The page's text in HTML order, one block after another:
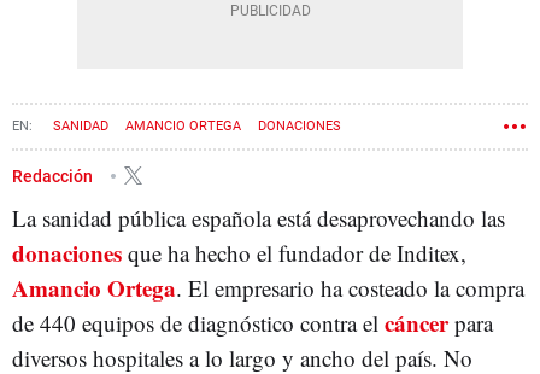
SANIDAD AMANCIO ORTEGA DONACIONES
Redacción
La sanidad pública española está desaprovechando las
donaciones que ha hecho el fundador de Inditex,
Amancio Ortega. El empresario ha costeado la compra
de 440 equipos de diagnóstico contra el cáncerpara
diversos hospitales a lo largo y ancho del país. No